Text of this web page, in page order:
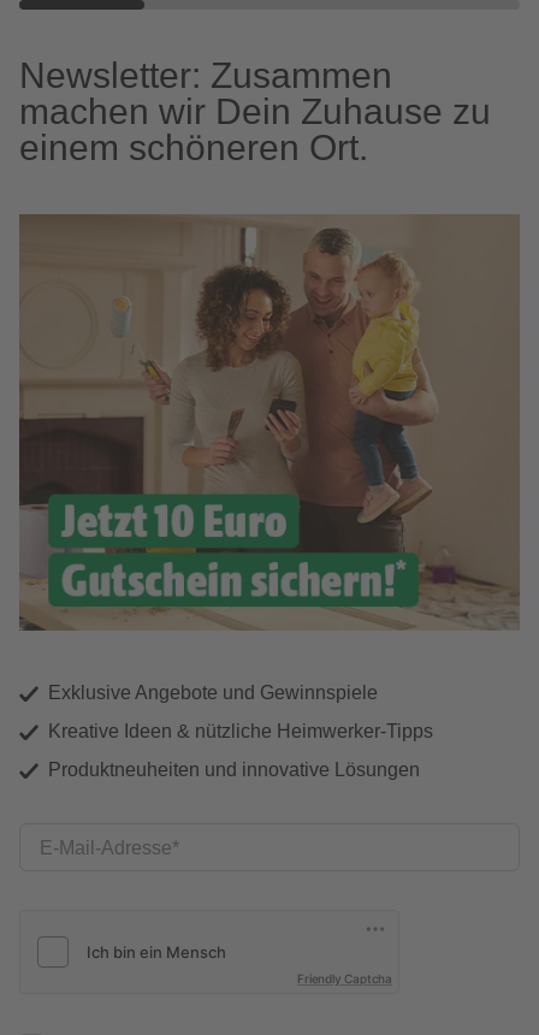
Newsletter: Zusammen
machen wir Dein Zuhause zu
einem schöneren Ort.
Exklusive Angebote und Gewinnspiele
Kreative Ideen & nützliche Heimwerker-Tipps
Produktneuheiten und innovative Lösungen
E-Mail-Adresse
Friendly Captcha